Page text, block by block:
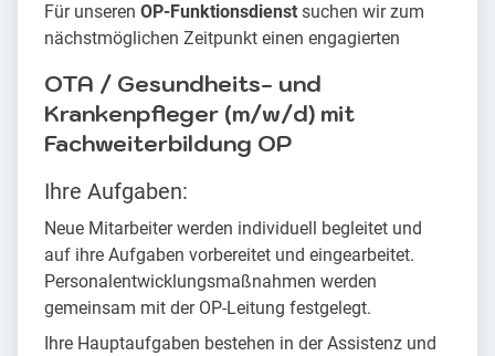
Für unseren OP-Funktionsdienst suchen wir zum
nächstmöglichen Zeitpunkt einen engagierten
OTA / Gesundheits- und
Krankenpfleger (m/w/d) mit
Fachweiterbildung OP
Ihre Aufgaben:
Neue Mitarbeiter werden individuell begleitet und
auf ihre Aufgaben vorbereitet und eingearbeitet.
Personalentwicklungsmaßnahmen werden
gemeinsam mit der OP-Leitung festgelegt.
Ihre Hauptaufgaben bestehen in der Assistenz und